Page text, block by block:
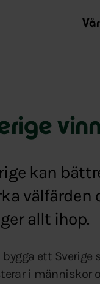
kan
välfärden
allt ihop.
bygga ett Sverige
i människor